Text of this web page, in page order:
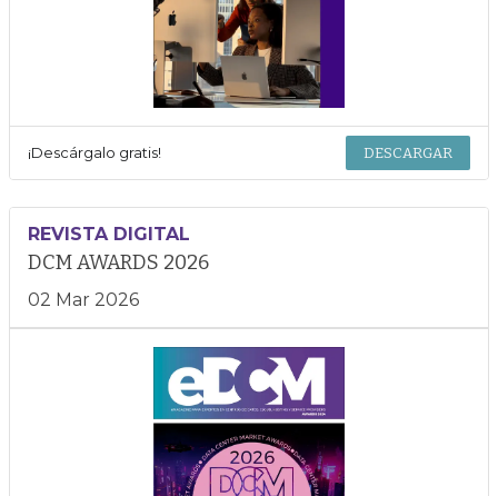
¡Descárgalo gratis! DESCARGAR
REVISTA DIGITAL
DCM AWARDS 2026
02 Mar 2026